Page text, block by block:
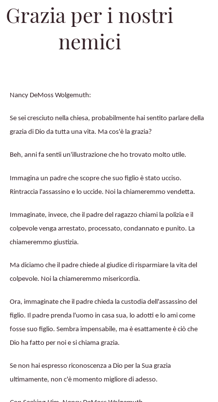
Grazia per i nostri
nemici
Nancy DeMoss Wolgemuth:
Se sei cresciuto nella chiesa, probabilmente hai sentito parlare della
grazia di Dio da tutta una vita. Ma cos'è la grazia?
Beh, anni fa sentii un'illustrazione che ho trovato molto utile.
Immagina un padre che scopre che suo figlio è stato ucciso.
Rintraccia l'assassino e lo uccide. Noi la chiameremmo vendetta.
Immaginate, invece, che il padre del ragazzo chiami la polizia e il
colpevole venga arrestato, processato, condannato e punito. La
chiameremmo giustizia.
Ma diciamo che il padre chiede al giudice di risparmiare la vita del
colpevole. Noi la chiameremmo misericordia.
Ora, immaginate che il padre chieda la custodia dell'assassino del
figlio. Il padre prenda l'uomo in casa sua, lo adotti e lo ami come
fosse suo figlio. Sembra impensabile, ma è esattamente è ciò che
Dio ha fatto per noi e si chiama grazia.
Se non hai espresso riconoscenza a Dio per la Sua grazia
ultimamente, non c'è momento migliore di adesso.